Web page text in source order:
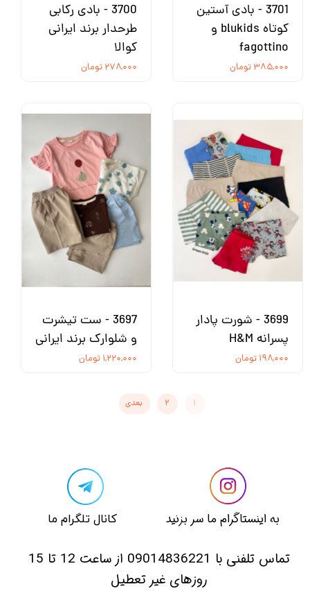
3701 - بادی آستین
کوتاه blukids و
fagottino
۳۸۵,۰۰۰ تومان
3700 - بادی رکابی
طرحدار برند ایرانی
کوالا
۲۷۸,۰۰۰ تومان
3699 - شورت پادار
پسرانه H&M
۱۹۸,۰۰۰ تومان
3697 - ست تیشرت
و شلوارک برند ایرانی
۱,۲۲۰,۰۰۰ تومان
۱ ۲ بعدی
​​به اینستاگرام ما سر بزنید​​​​​​​
​تماس تلفنی با 09014836221 از ساعت 12 تا 15
روزهای غیر تعطیل
​کانال تلگرام ما